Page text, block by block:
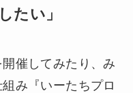
たい」
催してみたり、み
み『いーたちプロ